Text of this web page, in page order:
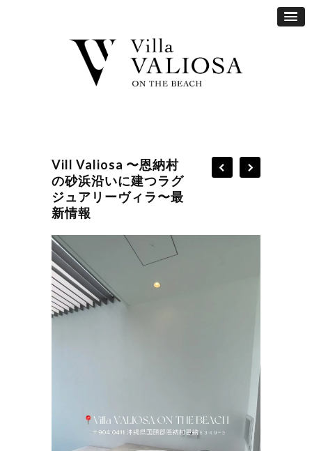
Vill Valiosa 〜恩納村
の砂浜沿いに建つラグ
ジュアリーヴィラ〜最
新情報